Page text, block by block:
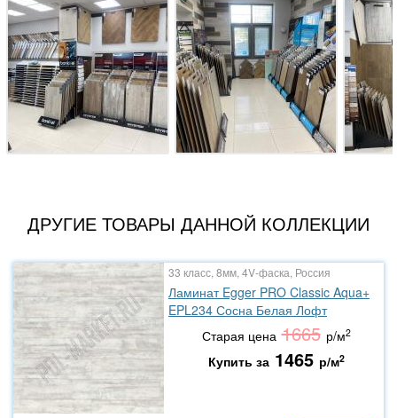
ДРУГИЕ ТОВАРЫ ДАННОЙ КОЛЛЕКЦИИ
33 класс, 8мм, 4V-фаска, Россия
Ламинат Egger PRO Classic Aqua+
EPL234 Сосна Белая Лофт
Старая цена 1665 р/м2
Купить за 1465 р/м2